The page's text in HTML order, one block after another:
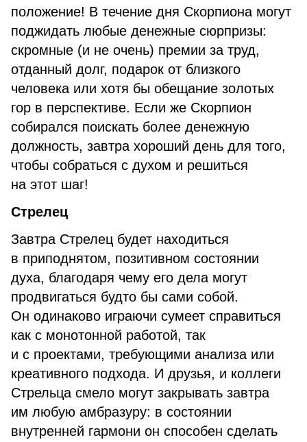
положение! В течение дня Скорпиона могут
поджидать любые денежные сюрпризы:
скромные (и не очень) премии за труд,
отданный долг, подарок от близкого
человека или хотя бы обещание золотых
гор в перспективе. Если же Скорпион
собирался поискать более денежную
должность, завтра хороший день для того,
чтобы собраться с духом и решиться
на этот шаг!
Стрелец
Завтра Стрелец будет находиться
в приподнятом, позитивном состоянии
духа, благодаря чему его дела могут
продвигаться будто бы сами собой.
Он одинаково играючи сумеет справиться
как с монотонной работой, так
и с проектами, требующими анализа или
креативного подхода. И друзья, и коллеги
Стрельца смело могут закрывать завтра
им любую амбразуру: в состоянии
внутренней гармони он способен сделать